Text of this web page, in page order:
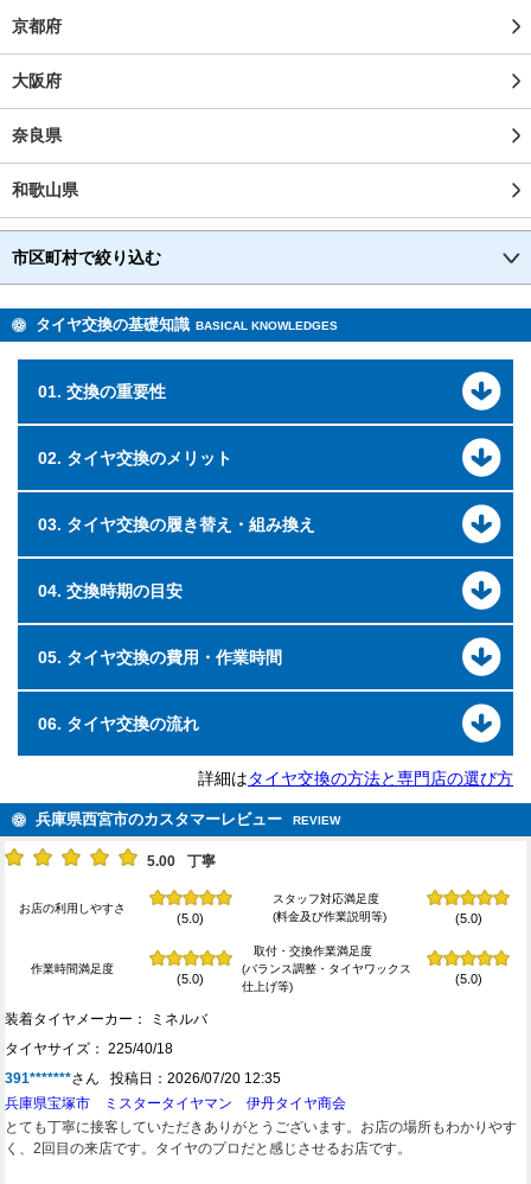
京都府
大阪府
奈良県
和歌山県
市区町村で絞り込む
タイヤ交換の基礎知識 BASICAL KNOWLEDGES
01. 交換の重要性
02. タイヤ交換のメリット
03. タイヤ交換の履き替え・組み換え
04. 交換時期の目安
05. タイヤ交換の費用・作業時間
06. タイヤ交換の流れ
詳細はタイヤ交換の方法と専門店の選び方
兵庫県西宮市のカスタマーレビュー REVIEW
5.00 丁寧
お店の利用しやすさ
(5.0)
スタッフ対応満足度
(料金及び作業説明等)
(5.0)
作業時間満足度
(5.0)
取付・交換作業満足度
(バランス調整・タイヤワックス
仕上げ等)
(5.0)
装着タイヤメーカー： ミネルバ
タイヤサイズ： 225/40/18
391*******さん 投稿日：2026/07/20 12:35
兵庫県宝塚市 ミスタータイヤマン 伊丹タイヤ商会
とても丁寧に接客していただきありがとうございます。お店の場所もわかりやす
く、2回目の来店です。タイヤのプロだと感じさせるお店です。